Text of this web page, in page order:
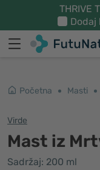
THRIVE
Dodaj
Početna Masti
Virde
Mast iz
Sadržaj: 200 ml